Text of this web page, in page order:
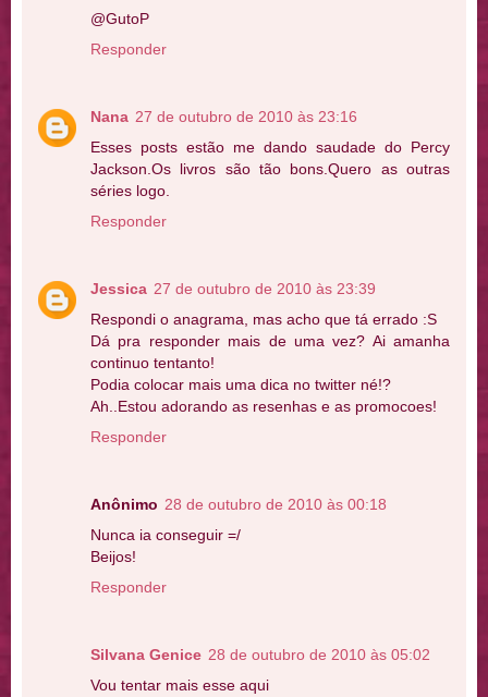
@GutoP
Responder
Nana 27 de outubro de 2010 às 23:16
Esses posts estão me dando saudade do Percy
Jackson.Os livros são tão bons.Quero as outras
séries logo.
Responder
Jessica 27 de outubro de 2010 às 23:39
Respondi o anagrama, mas acho que tá errado :S
Dá pra responder mais de uma vez? Ai amanha
continuo tentanto!
Podia colocar mais uma dica no twitter né!?
Ah..Estou adorando as resenhas e as promocoes!
Responder
Anônimo 28 de outubro de 2010 às 00:18
Nunca ia conseguir =/
Beijos!
Responder
Silvana Genice 28 de outubro de 2010 às 05:02
Vou tentar mais esse aqui